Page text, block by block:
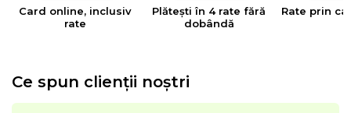
Card online, inclusiv
rate
Plătești în 4 rate fără
dobândă
Rate prin
Ce spun clienții noștri